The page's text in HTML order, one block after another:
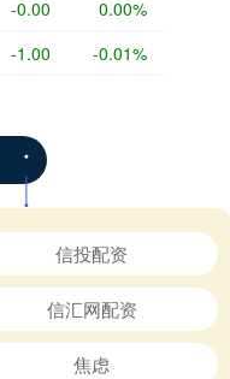
-0.00 0.00%
-1.00 -0.01%
信投配资
信汇网配资
焦虑